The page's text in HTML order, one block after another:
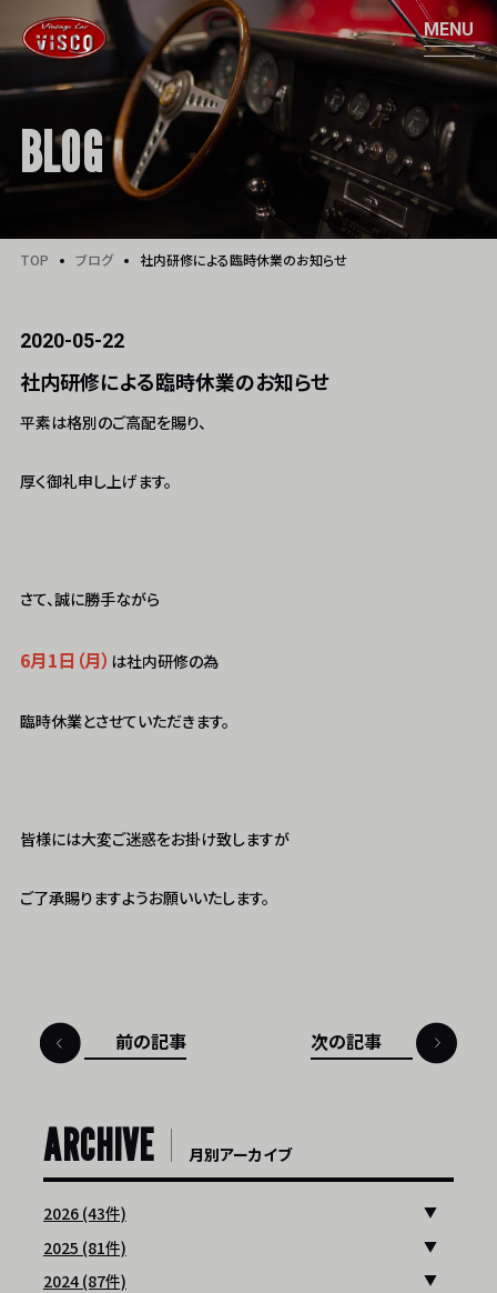
BLOG
TOP ブログ 社内研修による臨時休業のお知らせ
2020-05-22
社内研修による臨時休業のお知らせ
平素は格別のご高配を賜り、
厚く御礼申し上げます。
さて、誠に勝手ながら
6月1日（月） は社内研修の為
臨時休業とさせていただきます。
皆様には大変ご迷惑をお掛け致しますが
ご了承賜りますようお願いいたします。
前の記事 次の記事
ARCHIVE 月別アーカイブ
2026 (43件)
2025 (81件)
2024 (87件)